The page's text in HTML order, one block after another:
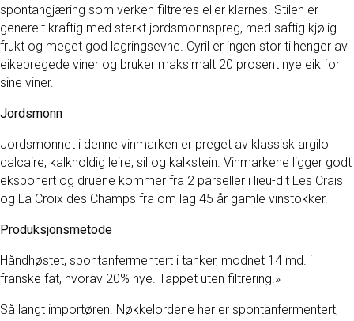
spontangjæring som verken filtreres eller klarnes. Stilen er
generelt kraftig med sterkt jordsmonnspreg, med saftig kjølig
frukt og meget god lagringsevne. Cyril er ingen stor tilhenger av
eikepregede viner og bruker maksimalt 20 prosent nye eik for
sine viner.
Jordsmonn
Jordsmonnet i denne vinmarken er preget av klassisk argilo
calcaire, kalkholdig leire, sil og kalkstein. Vinmarkene ligger godt
eksponert og druene kommer fra 2 parseller i lieu-dit Les Crais
og La Croix des Champs fra om lag 45 år gamle vinstokker.
Produksjonsmetode
Håndhøstet, spontanfermentert i tanker, modnet 14 md. i
franske fat, hvorav 20% nye. Tappet uten filtrering.»
Så langt importøren. Nøkkelordene her er spontanfermentert,